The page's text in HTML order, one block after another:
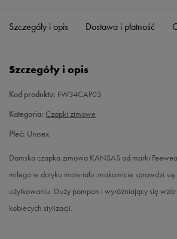
ONE SIZE Powiadom o dostępności
Szczegóły i opis Dostawa i płatność
Szczegóły i opis
Kod produktu: FW34CAP03
Kategoria: Czapki zimowe
Płeć: Unisex
Damska czapka zimowa KANSAS od marki
miłego w dotyku materiału znakomicie sprawdzi
użytkowaniu. Duży pompon i wyróżniający się
kobiecych stylizacji.